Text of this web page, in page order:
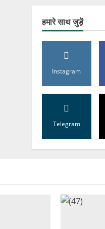
हमारे साथ जुड़ें
Instagram
Telegram